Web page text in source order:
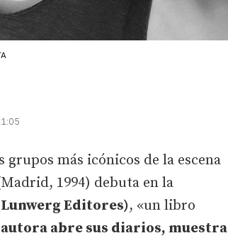
más icónicos de la escena
1994) debuta en la
Editores), «un libro
abre sus diarios, muestra